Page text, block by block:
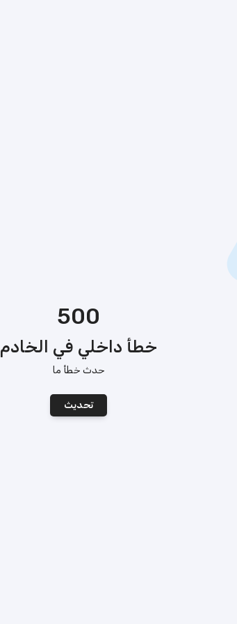
500
خطأ داخلي في الخادم
حدث خطأ ما
تحديث